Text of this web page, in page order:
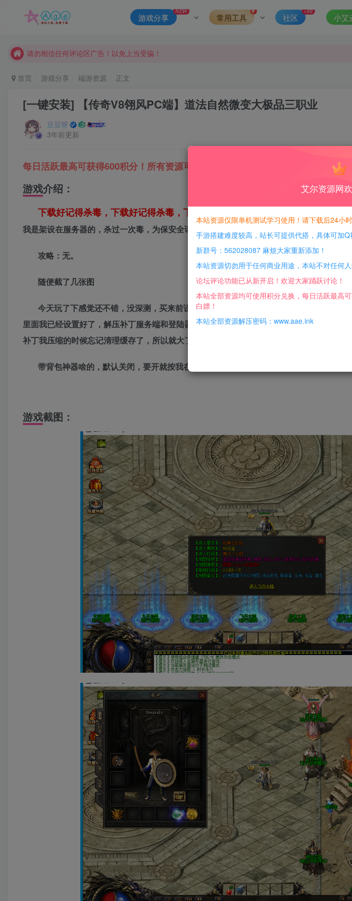
游戏分享
NEW
常用工具 社区
+99
小艾
现在赞助会员享受专属折扣，详情点击此条公告。
本网站的文章部分内容可能来源于网络，仅供大家学习与参考，如有侵权，请联系站长QQ466107887进
首页 游戏分享 端游资源 正文
[一键安装] 【传奇V8翎风PC端】道法自然微变大极品三职业
豆豆呀
3年前更新
每日活跃最高可获得600积分！所有资源可以使用积分免费兑换！
游戏介绍：
下载好记得杀毒，下载好记得杀毒，下载好记得杀毒
我是架设在服务器的，杀过一次毒，为保安全请再杀一次或者虚拟机运行。
攻略：无。
随便截了几张图
今天玩了下感觉还不错，没深测，买来前说是群服通关了的，想来没啥大问题。
里面我已经设置好了，解压补丁服务端和登陆器出来，放好，打开引擎就能畅玩，，
补丁我压缩的时候忘记清理缓存了，所以就大了一点
带背包神器啥的，默认关闭，要开就按我在服务端放的一个文件操作就行。
游戏截图：
艾尔资源网
本站资源仅限单机测试学习使用！请下载后24小
手游搭建难度较高，站长可提供代搭，具体可加Q
新群号：562028087 麻烦大家重新添加！
本站资源切勿用于任何商业用途，本站不对任何人
论坛评论功能已从新开启！欢迎大家踊跃讨论！
本站全部资源均可使用积分兑换，每日活跃最高
白嫖！
本站全部资源解压密码：www.aae.ink